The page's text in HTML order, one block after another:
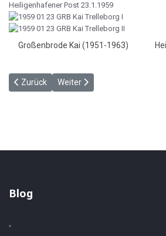
Heiligenhafener Post 23.1.1959
Großenbrode Kai (1951-1963)
Vorheriger Beitrag: Und wieder fährt die
Zurück Nächster Beitrag: Sand aus
Weiter
Blog